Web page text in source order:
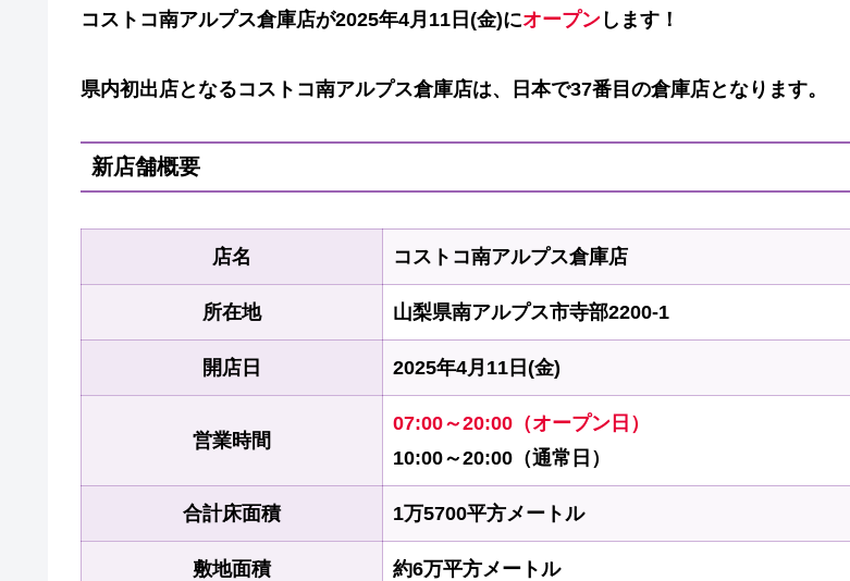
コストコ南アルプス倉庫店が2025年4月11日(金)にオープン します！
県内初出店となるコストコ南アルプス倉庫店は、日本で37番目の倉庫店となります。
新店舗概要
店名 コストコ南アルプス倉庫店
所在地 山梨県南アルプス市寺部2200-1
開店日 2025年4月11日(金)
営業時間
07:00～20:00（オープン日）
10:00～20:00（通常日）
合計床面積 1万5700平方メートル
敷地面積 約6万平方メートル